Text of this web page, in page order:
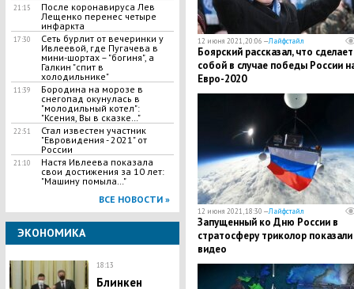
21:15
После коронавируса Лев
Лещенко перенес четыре
инфаркта
17:30
Сеть бурлит от вечеринки у
Ивлеевой, где Пугачева в
мини-шортах – "богиня", а
Галкин "спит в
холодильнике"
11:39
Бородина на морозе в
снегопад окунулась в
"молодильный котел":
"Ксения, Вы в сказке…"
22:51
Стал известен участник
"Евровидения - 2021" от
России
21:10
Настя Ивлеева показала
свои достижения за 10 лет:
"Машину помыла…"
ВСЕ НОВОСТИ »
ЭКОНОМИКА
18:13
Блинкен
12 июня 2021, 20:06 —Лайфстайл
Боярский рассказал, что
собой в случае победы России
Евро-2020
12 июня 2021, 18:30 —Лайфстайл
Запущенный ко Дню России в
стратосферу триколор показали
видео